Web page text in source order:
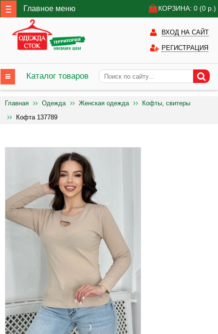
Главное меню КОРЗИНА: 0 (0 р.)
ВХОД НА САЙТ
РЕГИСТРАЦИЯ
Каталог товаров
Главная Одежда Женская одежда
Кофты, свитеры
Кофта 137789